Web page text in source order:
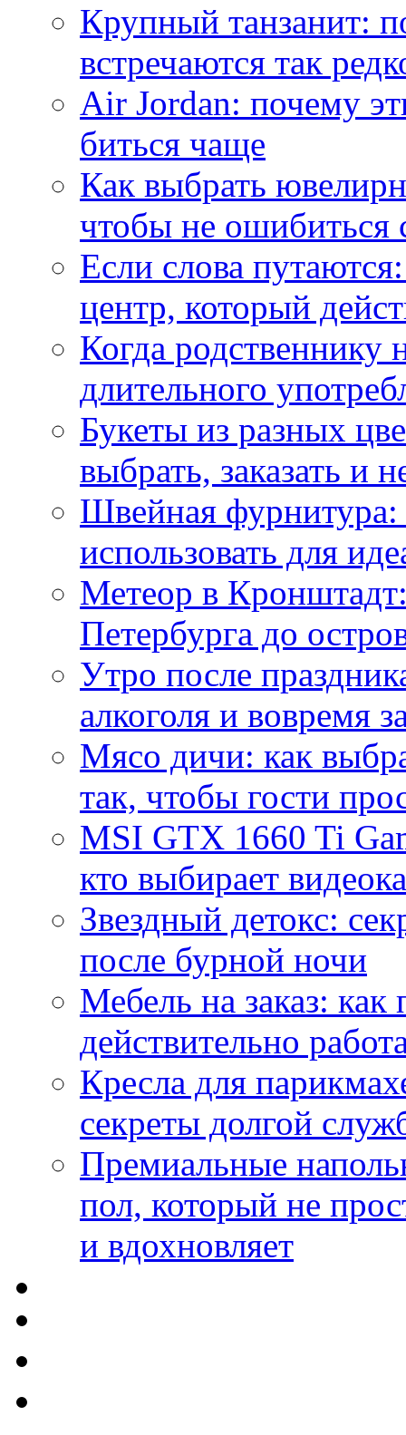
Крупный танзанит:
встречаются так
Air Jordan: почему
биться чаще
Как выбрать
чтобы не ошибиться
Если слова
центр, который
Когда
длительного
Букеты из разных
выбрать, заказать и
Швейная фурнитура:
использовать для
Метеор в
Петербурга до
Утро после
алкоголя и вовремя
Мясо дичи: как
так, чтобы гости
MSI GTX 1660 Ti
кто выбирает
Звездный детокс:
после бурной ночи
Мебель на заказ:
действительно
Кресла для
секреты долгой
Премиальные
пол, который не
и вдохновляет